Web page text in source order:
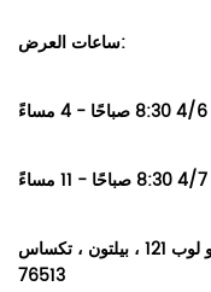
ساعات العرض:
301 دبليو لوب 121 ، بيلتون ، تكساس
76513